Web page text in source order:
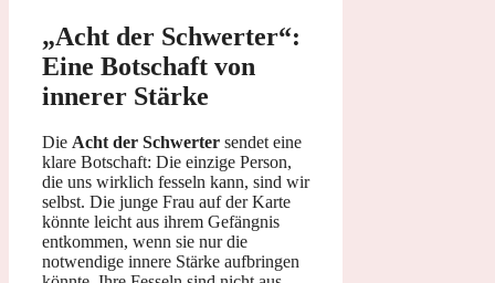
„Acht der Schwerter“:
Eine Botschaft von
innerer Stärke
Die Acht der Schwerter sendet eine
klare Botschaft: Die einzige Person,
die uns wirklich fesseln kann, sind wir
selbst. Die junge Frau auf der Karte
könnte leicht aus ihrem Gefängnis
entkommen, wenn sie nur die
notwendige innere Stärke aufbringen